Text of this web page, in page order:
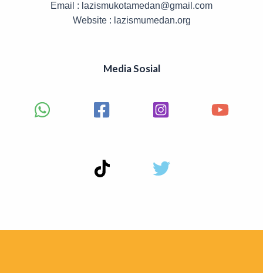
Email : lazismukotamedan@gmail.com
Website : lazismumedan.org
Media Sosial